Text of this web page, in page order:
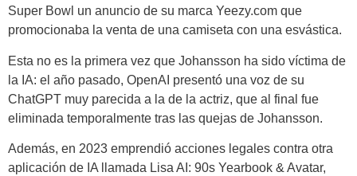
Super Bowl un anuncio de su marca Yeezy.com que
promocionaba la venta de una camiseta con una esvástica.
Esta no es la primera vez que Johansson ha sido víctima de
la IA: el año pasado, OpenAI presentó una voz de su
ChatGPT muy parecida a la de la actriz, que al final fue
eliminada temporalmente tras las quejas de Johansson.
Además, en 2023 emprendió acciones legales contra otra
aplicación de IA llamada Lisa AI: 90s Yearbook & Avatar,